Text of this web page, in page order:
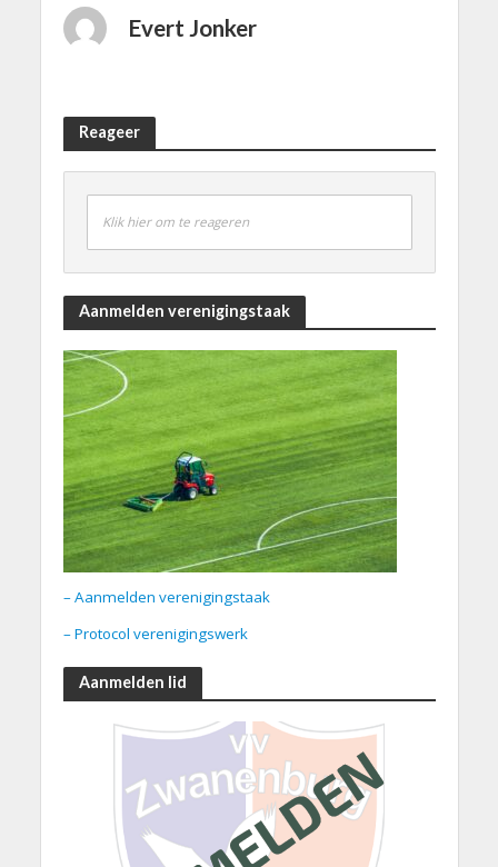
Evert Jonker
Reageer
Klik hier om te reageren
Aanmelden verenigingstaak
– Aanmelden verenigingstaak
– Protocol verenigingswerk
Aanmelden lid